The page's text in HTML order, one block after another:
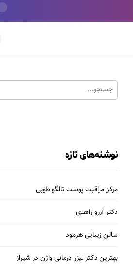
نوشته‌های تازه
مرکز مراقبت پوست تالگو طوبی
دکتر آرزو زاهدی
سالن زیبایی هرمود
بهترین دکتر لیزر درمانی واژن در شیراز